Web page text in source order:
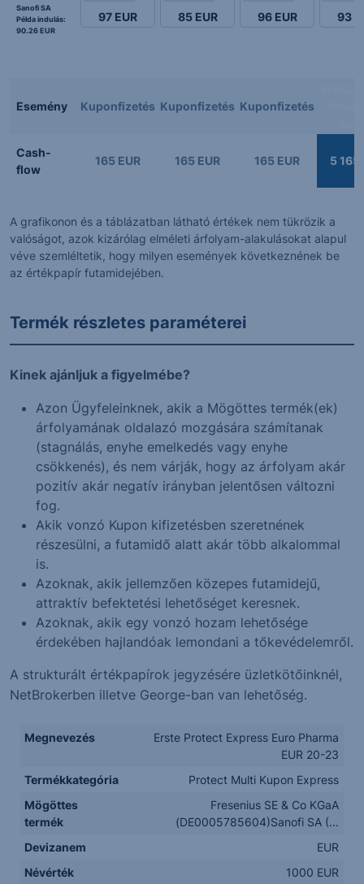
Sanofi SA
Példa indulás:
90.26 EUR
97 EUR 85 EUR 96 EUR 93
Esemény Kuponfizetés Kuponfizetés Kuponfizetés
Cash-
flow
165 EUR 165 EUR 165 EUR 5 165
A grafikonon és a táblázatban látható értékek nem tükrözik a
valóságot, azok kizárólag elméleti árfolyam-alakulásokat alapul
véve szemléltetik, hogy milyen események következnének be
az értékpapír futamidejében.
Termék részletes paraméterei
Kinek ajánljuk a figyelmébe?
Azon Ügyfeleinknek, akik a Mögöttes termék(ek)
árfolyamának oldalazó mozgására számítanak
(stagnálás, enyhe emelkedés vagy enyhe
csökkenés), és nem várják, hogy az árfolyam akár
pozitív akár negatív irányban jelentősen változni
fog.
Akik vonzó Kupon kifizetésben szeretnének
részesülni, a futamidő alatt akár több alkalommal
is.
Azoknak, akik jellemzően közepes futamidejű,
attraktív befektetési lehetőséget keresnek.
Azoknak, akik egy vonzó hozam lehetősége
érdekében hajlandóak lemondani a tőkevédelemről.
A strukturált értékpapírok jegyzésére üzletkötőinknél,
NetBrokerben illetve George-ban van lehetőség.
Megnevezés
Erste Protect Express Euro Pharma
EUR 20-23
Termékkategória
Protect Multi Kupon Express
Mögöttes
termék
Fresenius SE & Co KGaA
(DE0005785604)Sanofi SA (...
Devizanem
EUR
Névérték
1000 EUR